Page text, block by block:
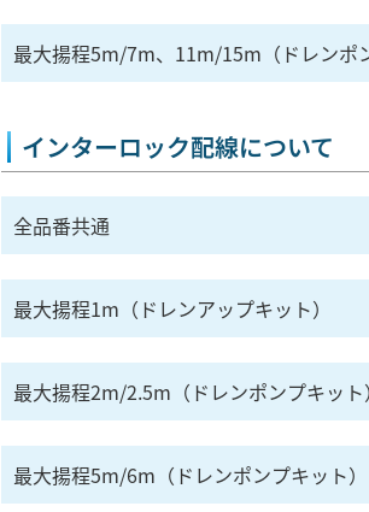
最大揚程5m/7m、11m/15m（ドレンポ
インターロック配線について
全品番共通
最大揚程1m（ドレンアップキット）
最大揚程2m/2.5m（ドレンポンプキット）
最大揚程5m/6m（ドレンポンプキット）